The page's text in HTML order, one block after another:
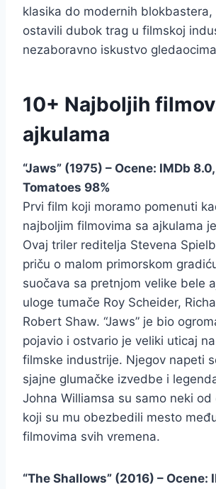
klasika do modernih blokbastera,
ostavili dubok trag u filmskoj
nezaboravno iskustvo
10+ Najboljih
ajkulama
“Jaws” (1975) – Ocene: IMDb
Tomatoes 98%
Prvi film koji moramo pomenuti
najboljim filmovima sa ajkulama je
Ovaj triler reditelja Stevena
priču o malom primorskom
suočava sa pretnjom velike bele
uloge tumače Roy Scheider,
Robert Shaw. “Jaws” je bio
pojavio i ostvario je veliki uticaj
filmske industrije. Njegov napeti
sjajne glumačke izvedbe i
Johna Williamsa su samo neki od
koji su mu obezbedili mesto
filmovima svih vremena.
“The Shallows” (2016) – Ocene: